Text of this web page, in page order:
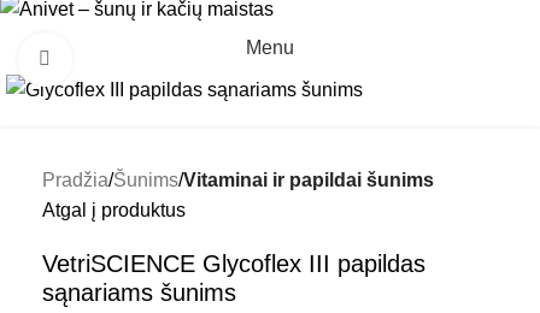
Menu
Pradžia Šunims Vitaminai ir papildai šunims
Atgal į produktus
VetriSCIENCE Glycoflex III papildas
sąnariams šunims